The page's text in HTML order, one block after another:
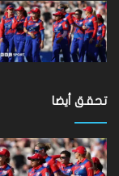
تحقق أيضا